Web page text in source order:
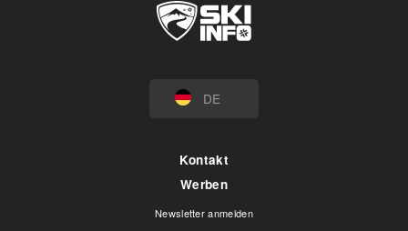
DE
Kontakt
Werben
Newsletter anmelden